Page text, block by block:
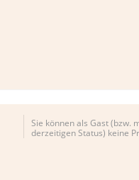
Sie können als Gast (bzw.
derzeitigen Status) keine